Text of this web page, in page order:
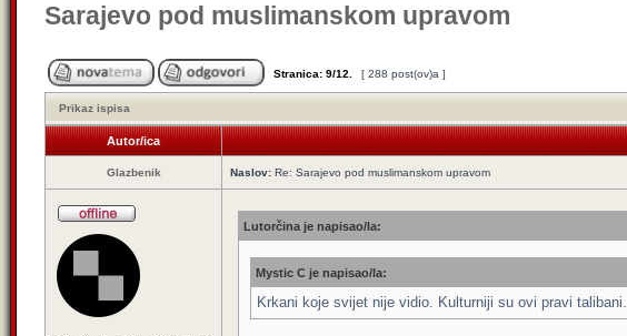
Sarajevo pod muslimanskom upravom
Stranica: 9/12 [ 288 post(ov)a ]
Prikaz ispisa
Autor/ica
Glazbenik Naslov: Re: Sarajevo pod muslimanskom upravom
Lutorčina je napisao/la:
Mystic C je napisao/la:
Krkani koje svijet nije vidio. Kulturniji su ovi pravi talibani.